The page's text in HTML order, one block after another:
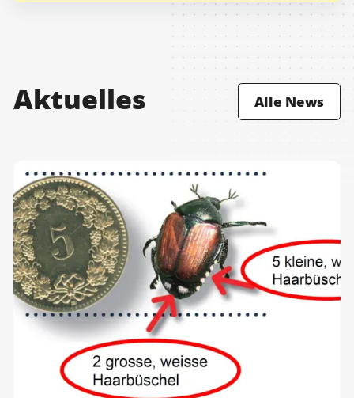
Aktuelles Alle News